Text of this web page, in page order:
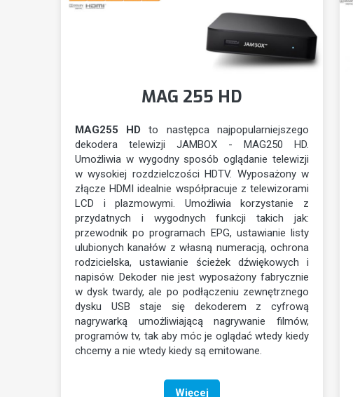
MAG 255 HD
MAG255 HD to następca najpopularniejszego
dekodera telewizji JAMBOX - MAG250 HD.
Umożliwia w wygodny sposób oglądanie telewizji
w wysokiej rozdzielczości HDTV. Wyposażony w
złącze HDMI idealnie współpracuje z telewizorami
LCD i plazmowymi. Umożliwia korzystanie z
przydatnych i wygodnych funkcji takich jak:
przewodnik po programach EPG, ustawianie listy
ulubionych kanałów z własną numeracją, ochrona
rodzicielska, ustawianie ścieżek dźwiękowych i
napisów. Dekoder nie jest wyposażony fabrycznie
w dysk twardy, ale po podłączeniu zewnętrznego
dysku USB staje się dekoderem z cyfrową
nagrywarką umożliwiającą nagrywanie filmów,
programów tv, tak aby móc je oglądać wtedy kiedy
chcemy a nie wtedy kiedy są emitowane.
Więcej